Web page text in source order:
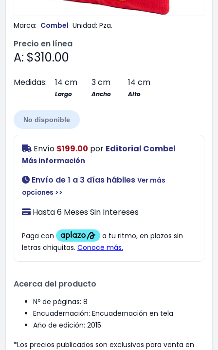
Marca: Combel Unidad: Pza.
Precio en línea
A: $310.00
Medidas: 14 cm 3 cm 14 cm
Largo Ancho Alto
No disponible
Envío $199.00 por Editorial Combel
Más información
Envío de 1 a 3 días hábiles Ver más
opciones >>
Hasta 6 Meses Sin Intereses
Acerca del producto
Nº de páginas: 8
Encuadernación: Encuadernación en tela
Año de edición: 2015
*Los precios publicados son exclusivos para venta en